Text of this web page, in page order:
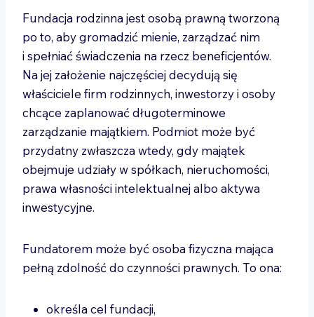
Fundacja rodzinna jest osobą prawną tworzoną
po to, aby gromadzić mienie, zarządzać nim
i spełniać świadczenia na rzecz beneficjentów.
Na jej założenie najczęściej decydują się
właściciele firm rodzinnych, inwestorzy i osoby
chcące zaplanować długoterminowe
zarządzanie majątkiem. Podmiot może być
przydatny zwłaszcza wtedy, gdy majątek
obejmuje udziały w spółkach, nieruchomości,
prawa własności intelektualnej albo aktywa
inwestycyjne.
Fundatorem może być osoba fizyczna mająca
pełną zdolność do czynności prawnych. To ona:
określa cel fundacji,